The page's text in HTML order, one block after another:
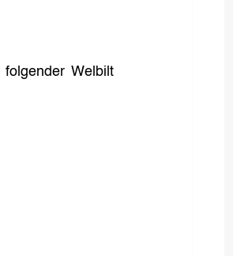
folgender Welbilt